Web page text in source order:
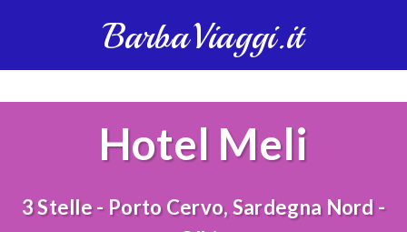
BarbaViaggi.it
Hotel Meli
3 Stelle - Porto Cervo, Sardegna Nord -